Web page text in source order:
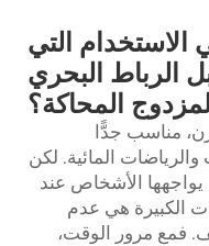
الاستخدام التي
الرباط البحري
المزدوج المحاكة؟
مناسب جدًّا
المائية. لكن
الأشخاص عند
الكبيرة هي عدم
فمع مرور الوقت،